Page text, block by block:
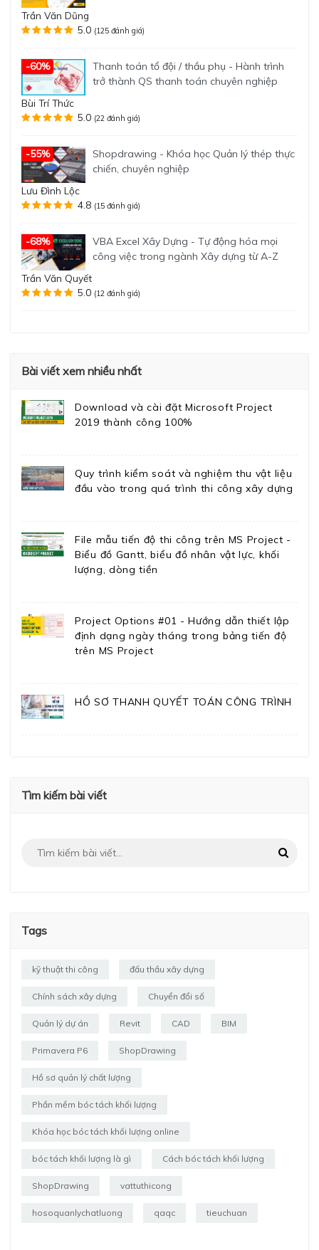
Trần Văn Dũng
5.0 (125 đánh giá)
-60%
Thanh toán tổ đội / thầu phụ - Hành trình
trở thành QS thanh toán chuyên nghiệp
Bùi Trí Thức
5.0 (22 đánh giá)
-55%
Shopdrawing - Khóa học Quản lý thép thực
chiến, chuyên nghiệp
Lưu Đình Lộc
4.8 (15 đánh giá)
-68%
VBA Excel Xây Dựng - Tự động hóa mọi
công việc trong ngành Xây dựng từ A-Z
Trần Văn Quyết
5.0 (12 đánh giá)
Bài viết xem nhiều nhất
Download và cài đặt Microsoft Project
2019 thành công 100%
Quy trình kiểm soát và nghiệm thu vật liệu
đầu vào trong quá trình thi công xây dựng
File mẫu tiến độ thi công trên MS Project -
Biểu đồ Gantt, biểu đồ nhân vật lực, khối
lượng, dòng tiền
Project Options #01 - Hướng dẫn thiết lập
định dạng ngày tháng trong bảng tiến độ
trên MS Project
HỒ SƠ THANH QUYẾT TOÁN CÔNG TRÌNH
Tìm kiếm bài viết
Tags
kỹ thuật thi công đấu thầu xây dựng
Chính sách xây dựng Chuyển đổi số
Quản lý dự án Revit CAD BIM
Primavera P6 ShopDrawing
Hồ sơ quản lý chất lượng
Phần mềm bóc tách khối lượng
Khóa học bóc tách khối lượng online
bóc tách khối lượng là gì Cách bóc tách khối lượng
ShopDrawing vattuthicong
hosoquanlychatluong qaqc tieuchuan